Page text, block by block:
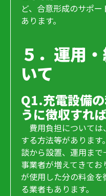
ど、合意形成のサポ
あります。
５．運用
いて
Q1.充電設備
うに徴収すれ
費用負担については
する方法等がありま
談から設置、運用ま
事業者が増えてきて
が使用した分の料金
る業者もあります。